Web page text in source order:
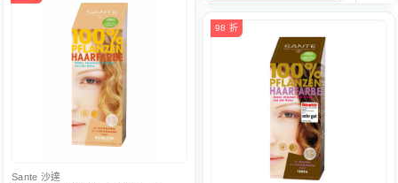
Sante 沙達
98 折